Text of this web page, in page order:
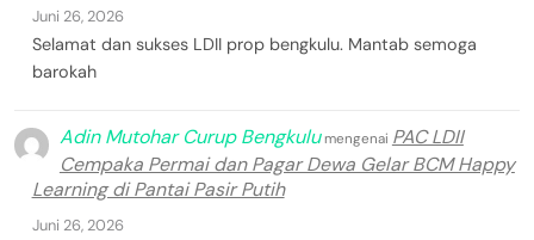
Juni 26, 2026
Selamat dan sukses LDII prop bengkulu. Mantab semoga
barokah
Adin Mutohar Curup Bengkulumengenai PAC LDII
Cempaka Permai dan Pagar Dewa Gelar BCM Happy
Learning di Pantai Pasir Putih
Juni 26, 2026